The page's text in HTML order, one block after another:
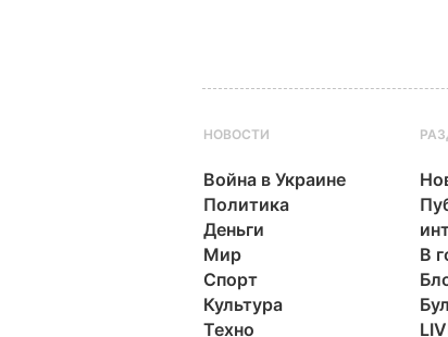
НОВОСТИ
Война в Украине
Политика
Деньги
Мир
Спорт
Культура
Техно
В